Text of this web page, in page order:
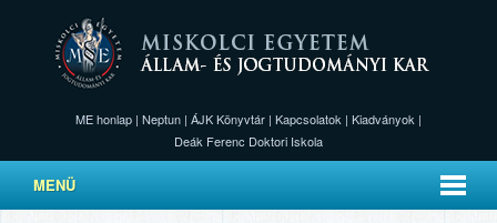
ME honlap | Neptun | ÁJK Könyvtár | Kapcsolatok | Kiadványok |
Deák Ferenc Doktori Iskola
MENÜ